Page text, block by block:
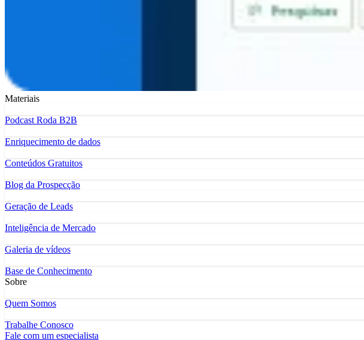
Materiais
Podcast Roda B2B
Enriquecimento de dados
Conteúdos Gratuitos
Blog da Prospecção
Geração de Leads
Inteligência de Mercado
Galeria de vídeos
Base de Conhecimento
Sobre
Quem Somos
Trabalhe Conosco
Fale com um especialista